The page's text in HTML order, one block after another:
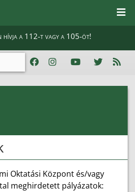
hívja a 112-t vagy a 105-öt!
Oktatási Központ és/vagy
meghirdetett pályázatok: